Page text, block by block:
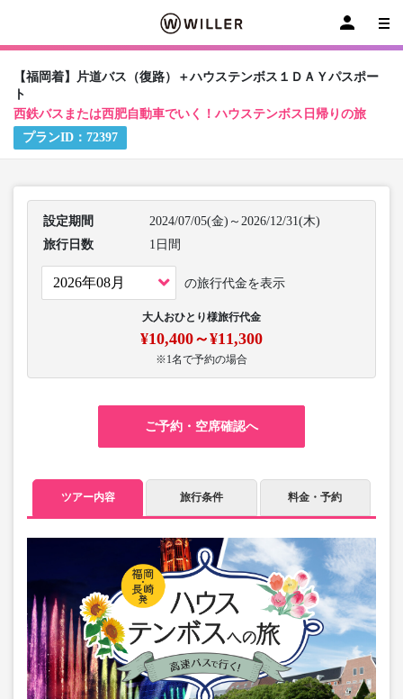
【福岡着】片道バス（復路）＋ハウステンボス１ＤＡＹパスポー
ト
西鉄バスまたは西肥自動車でいく！ハウステンボス日帰りの旅
プランID： 72397
設定期間
2024/07/05(金)～2026/12/31(木)
旅行日数
1日間
の旅行代金を表示
大人おひとり様旅行代金
¥10,400～¥11,300
※1名で予約の場合
ご予約・空席確認へ
ツアー内容 旅行条件 料金・予約